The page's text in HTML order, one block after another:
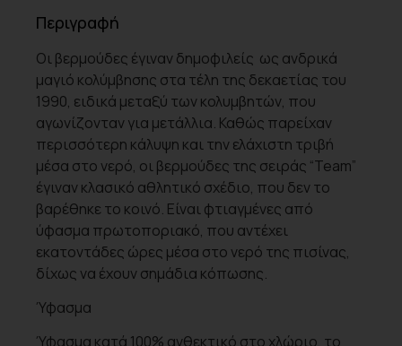
Περιγραφή
Οι βερμούδες έγιναν δημοφιλείς ως ανδρικά
μαγιό κολύμβησης στα τέλη της δεκαετίας του
1990, ειδικά μεταξύ των κολυμβητών, που
αγωνίζονταν για μετάλλια. Καθώς παρείχαν
περισσότερη κάλυψη και την ελάχιστη τριβή
μέσα στο νερό, οι βερμούδες της σειράς “Team”
έγιναν κλασικό αθλητικό σχέδιο, που δεν το
βαρέθηκε το κοινό. Είναι φτιαγμένες από
ύφασμα πρωτοποριακό, που αντέχει
εκατοντάδες ώρες μέσα στο νερό της πισίνας,
δίχως να έχουν σημάδια κόπωσης.
Ύφασμα
Ύφασμα κατά 100% ανθεκτικό στο χλώριο, το